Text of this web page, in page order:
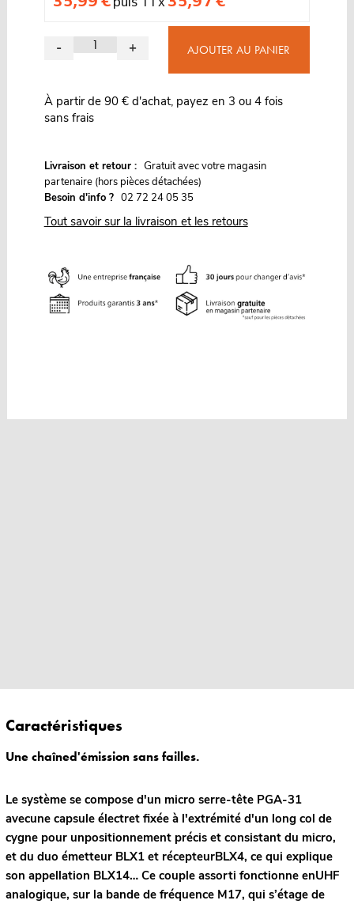
- + AJOUTER AU PANIER
À partir de 90 € d'achat, payez en 3 ou 4 fois
sans frais
Livraison et retour : Gratuit avec votre magasin
partenaire (hors pièces détachées)
Besoin d'info ? 02 72 24 05 35
Tout savoir sur la livraison et les retours
Caractéristiques
Une chaîned'émission sans failles.
Le système se compose d'un micro serre-tête PGA-31
avecune capsule électret fixée à l'extrémité d'un long col de
cygne pour unpositionnement précis et consistant du micro,
et du duo émetteur BLX1 et récepteurBLX4, ce qui explique
son appellation BLX14… Ce couple assorti fonctionne enUHF
analogique, sur la bande de fréquence M17, qui s’étage de